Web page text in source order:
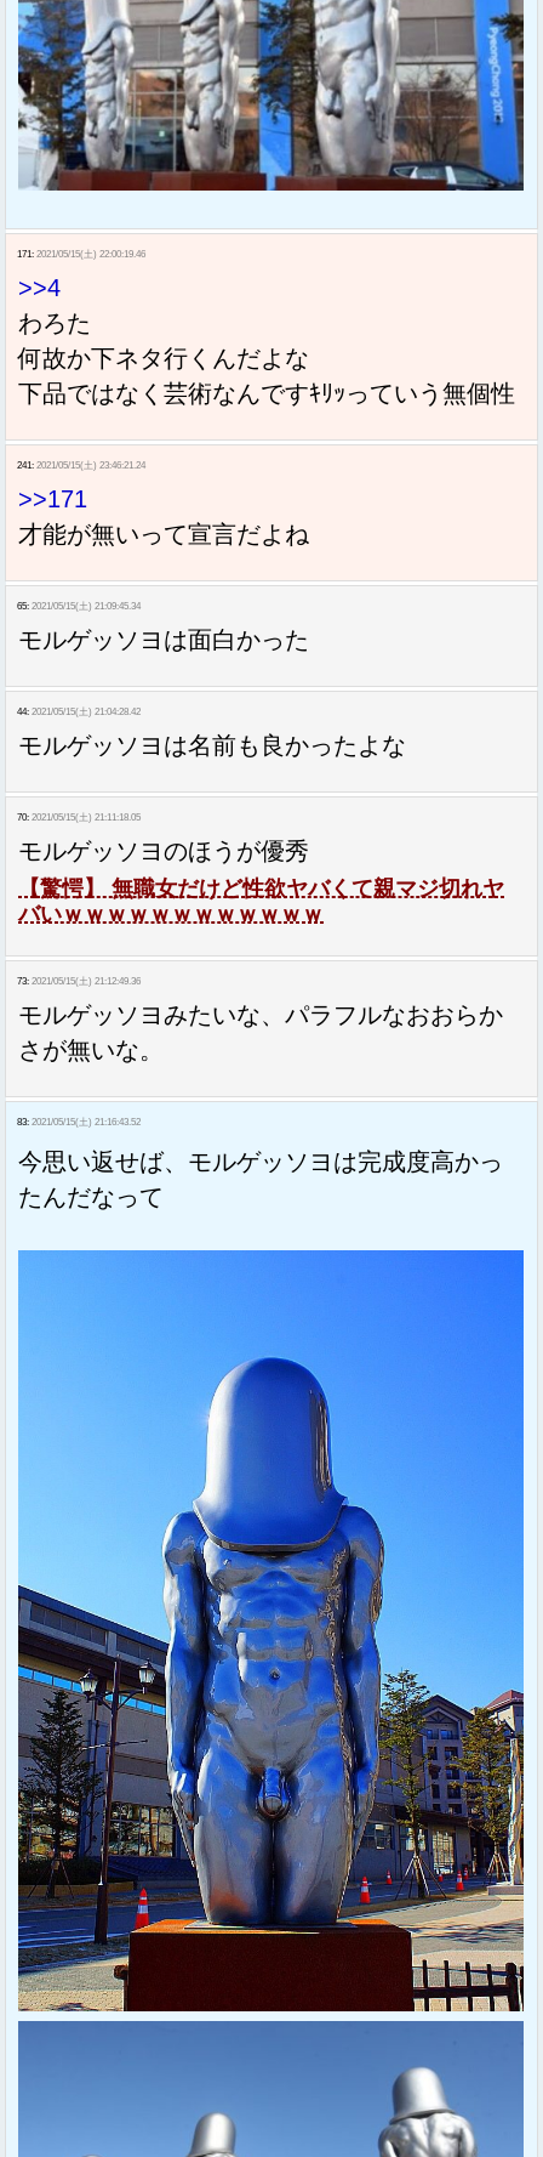
171: 2021/05/15(土) 22:00:19.46
>>4
わろた
何故か下ネタ行くんだよな
下品ではなく芸術なんですｷﾘｯっていう無個性
241: 2021/05/15(土) 23:46:21.24
>>171
才能が無いって宣言だよね
65: 2021/05/15(土) 21:09:45.34
モルゲッソヨは面白かった
44: 2021/05/15(土) 21:04:28.42
モルゲッソヨは名前も良かったよな
70: 2021/05/15(土) 21:11:18.05
モルゲッソヨのほうが優秀
【驚愕】 無職女だけど性欲ヤバくて親マジ切れヤ
バいｗｗｗｗｗｗｗｗｗｗｗｗ
73: 2021/05/15(土) 21:12:49.36
モルゲッソヨみたいな、パラフルなおおらか
さが無いな。
83: 2021/05/15(土) 21:16:43.52
今思い返せば、モルゲッソヨは完成度高かっ
たんだなって